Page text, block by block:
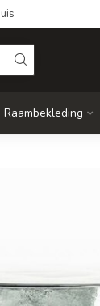
Raambekleding